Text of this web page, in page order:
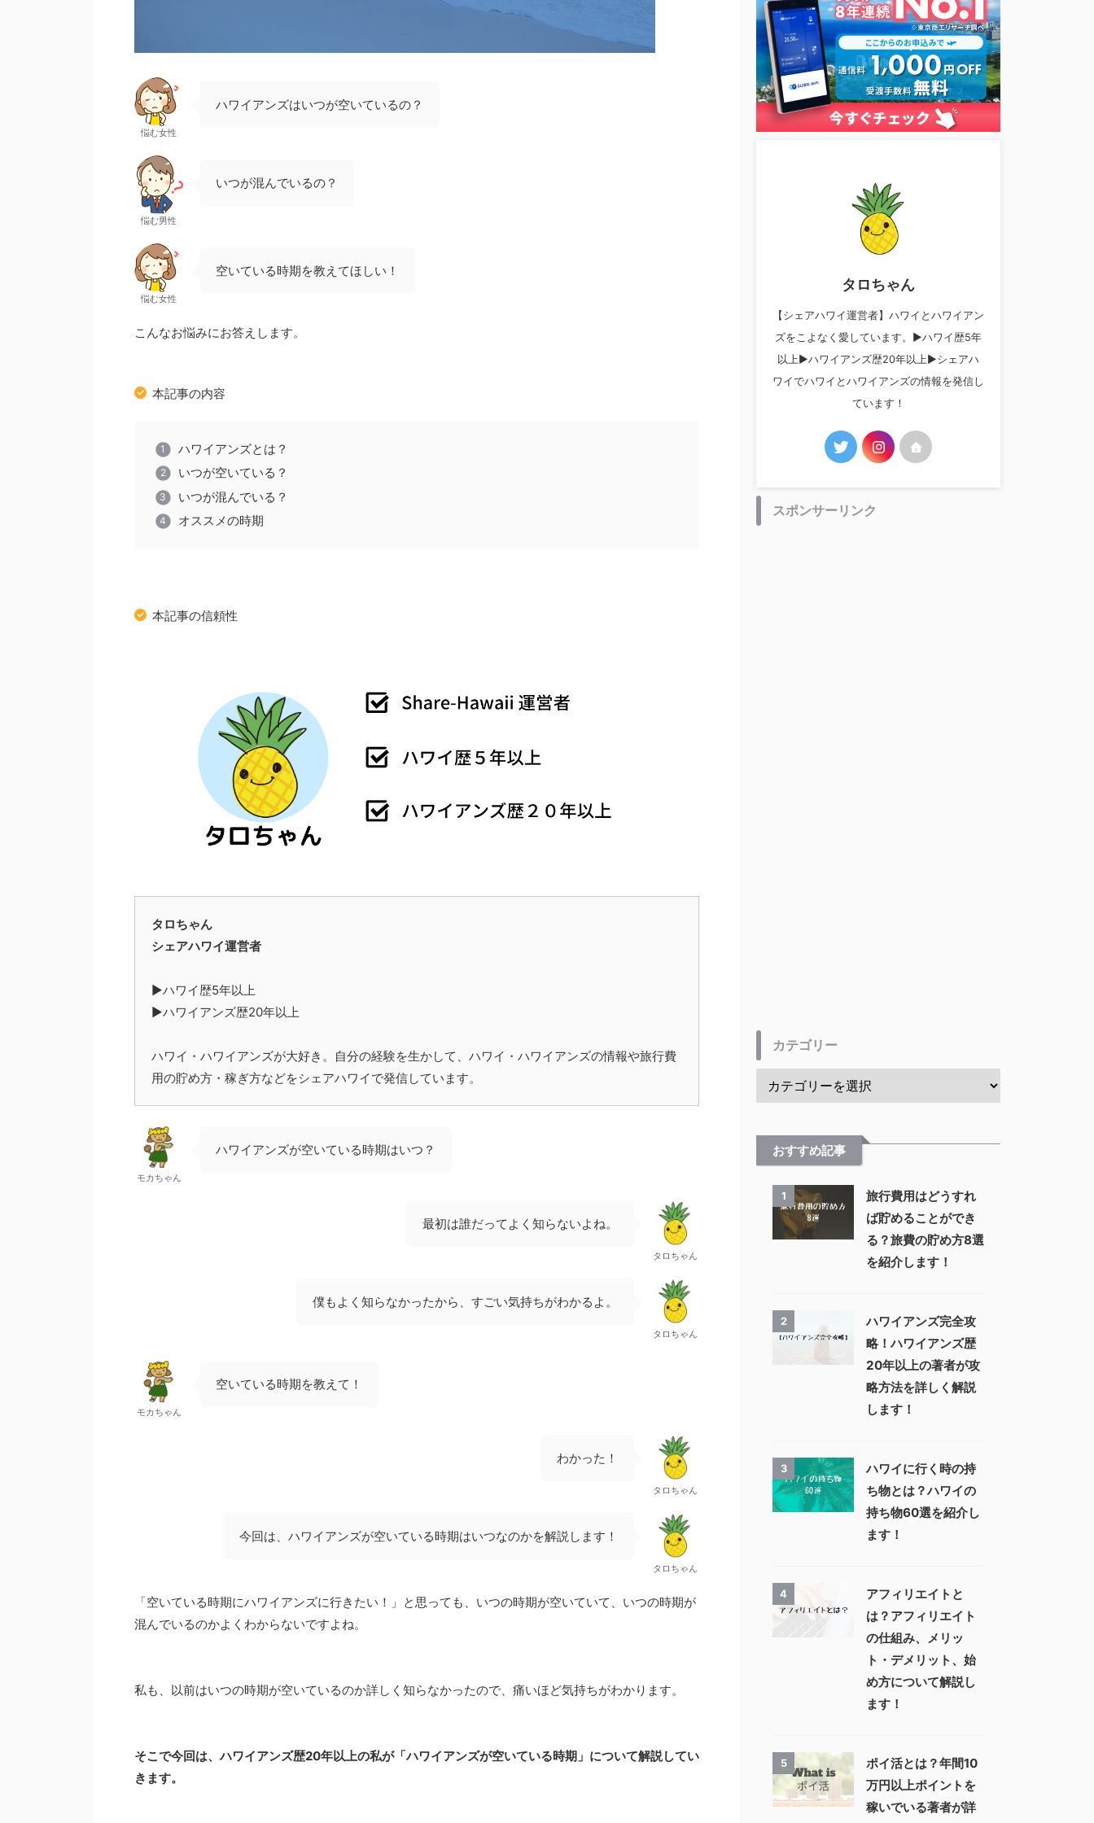
悩む女性
ハワイアンズはいつが空いているの？
悩む男性
いつが混んでいるの？
悩む女性
空いている時期を教えてほしい！
こんなお悩みにお答えします。
本記事の内容
ハワイアンズとは？
いつが空いている？
いつが混んでいる？
オススメの時期
本記事の信頼性
タロちゃん
シェアハワイ運営者
▶︎ハワイ歴5年以上
▶︎ハワイアンズ歴20年以上
ハワイ・ハワイアンズが大好き。自分の経験を生かして、ハワイ・ハワイアンズの情報や旅行費
用の貯め方・稼ぎ方などをシェアハワイで発信しています。
モカちゃん
ハワイアンズが空いている時期はいつ？
最初は誰だってよく知らないよね。
タロちゃん
僕もよく知らなかったから、すごい気持ちがわかるよ。
タロちゃん
モカちゃん
空いている時期を教えて！
わかった！
タロちゃん
今回は、ハワイアンズが空いている時期はいつなのかを解説します！
タロちゃん
「空いている時期にハワイアンズに行きたい！」と思っても、いつの時期が空いていて、いつの時期が
混んでいるのかよくわからないですよね。
私も、以前はいつの時期が空いているのか詳しく知らなかったので、痛いほど気持ちがわかります。
そこで今回は、ハワイアンズ歴20年以上の私が「ハワイアンズが空いている時期」について解説してい
きます。
タロちゃん
【シェアハワイ運営者】ハワイとハワイアン
ズをこよなく愛しています。▶︎ハワイ歴5年
以上▶︎ハワイアンズ歴20年以上▶︎シェアハ
ワイでハワイとハワイアンズの情報を発信し
ています！
スポンサーリンク
カテゴリー
おすすめ記事
1
旅行費用はどうすれ
ば貯めることができ
る？旅費の貯め方8選
を紹介します！
2
ハワイアンズ完全攻
略！ハワイアンズ歴
20年以上の著者が攻
略方法を詳しく解説
します！
3
ハワイに行く時の持
ち物とは？ハワイの
持ち物60選を紹介し
ます！
4
アフィリエイトと
は？アフィリエイト
の仕組み、メリッ
ト・デメリット、始
め方について解説し
ます！
5
ポイ活とは？年間10
万円以上ポイントを
稼いでいる著者が詳